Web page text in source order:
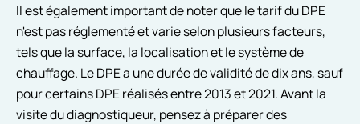
Il est également important de noter que le tarif du DPE
n'est pas réglementé et varie selon plusieurs facteurs,
tels que la surface, la localisation et le système de
chauffage. Le DPE a une durée de validité de dix ans, sauf
pour certains DPE réalisés entre 2013 et 2021. Avant la
visite du diagnostiqueur, pensez à préparer des